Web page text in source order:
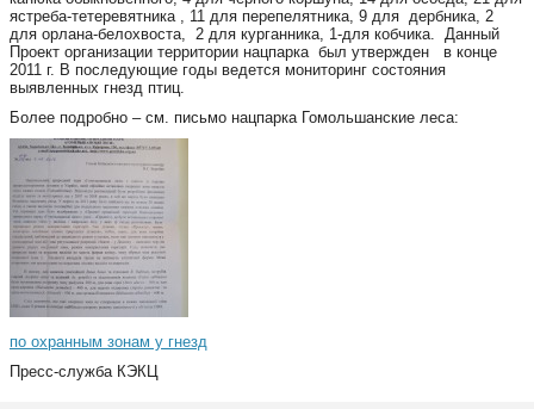
ястреба-тетеревятника , 11 для перепелятника, 9 для дербника, 2
для орлана-белохвоста, 2 для курганника, 1-для кобчика. Данный
Проект организации территории нацпарка был утвержден в конце
2011 г. В последующие годы ведется мониторинг состояния
выявленных гнезд птиц.
Более подробно – см. письмо нацпарка Гомольшанские леса:
по охранным зонам у гнезд
Пресс-служба КЭКЦ